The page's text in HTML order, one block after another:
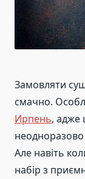
Замовляти
смачно.
Ирпень, адже
неодноразово
Але навіть
набір з